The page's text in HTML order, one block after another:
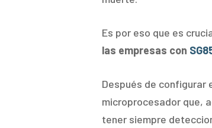
Es por eso que es
las empresas con
Después de configurar
microprocesador que,
tener siempre